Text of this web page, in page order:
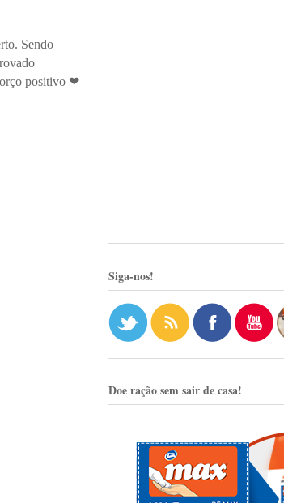
Sendo
positivo ❤
Siga-nos!
Doe ração sem sair de casa!